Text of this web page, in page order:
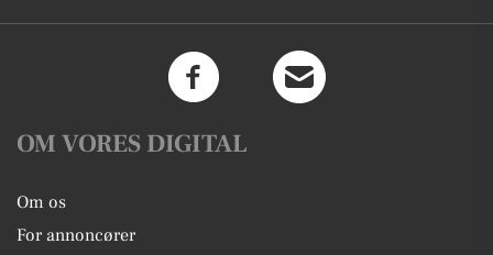
OM VORES DIGITAL
Om os
For annoncører